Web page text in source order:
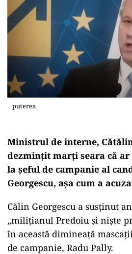
puterea
Ministrul de interne,
dezmințit marți seara că
la șeful de campanie al
Georgescu, așa cum a
Călin Georgescu a susținut
„milițianul Predoiu și niște
în această dimineață
de campanie, Radu Pally.